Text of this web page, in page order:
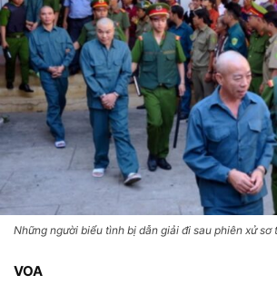
Những người biểu tình bị dẫn giải đi sau phiên xử sơ
VOA